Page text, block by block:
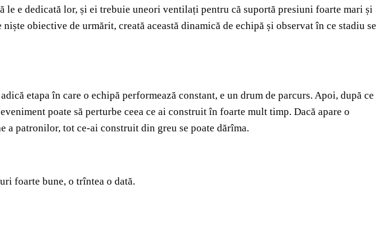
e dedicată lor, și ei trebuie uneori ventilați pentru că suportă presiuni foarte mari și
obiective de urmărit, creată această dinamică de echipă și observat în ce stadiu se
adică etapa în care o echipă performează constant, e un drum de parcurs. Apoi, după ce
poate să perturbe ceea ce ai construit în foarte mult timp. Dacă apare o
a patronilor, tot ce-ai construit din greu se poate dărîma.
foarte bune, o trîntea o dată.